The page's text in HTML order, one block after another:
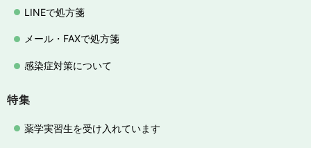
LINEで処方箋
メール・FAXで処方箋
感染症対策について
特集
薬学実習生を受け入れています